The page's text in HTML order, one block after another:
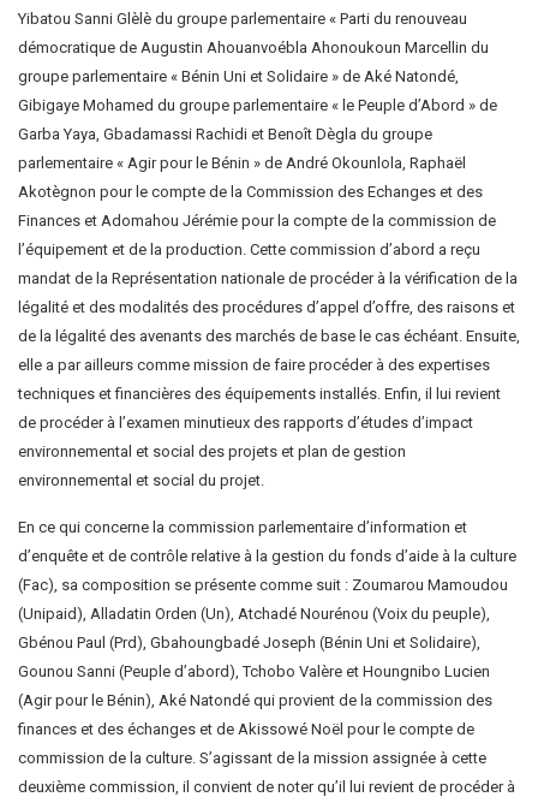
Yibatou Sanni Glèlè du groupe parlementaire « Parti du renouveau
démocratique de Augustin Ahouanvoébla Ahonoukoun Marcellin du
groupe parlementaire « Bénin Uni et Solidaire » de Aké Natondé,
Gibigaye Mohamed du groupe parlementaire « le Peuple d’Abord » de
Garba Yaya, Gbadamassi Rachidi et Benoît Dègla du groupe
parlementaire « Agir pour le Bénin » de André Okounlola, Raphaël
Akotègnon pour le compte de la Commission des Echanges et des
Finances et Adomahou Jérémie pour la compte de la commission de
l’équipement et de la production. Cette commission d’abord a reçu
mandat de la Représentation nationale de procéder à la vérification de la
légalité et des modalités des procédures d’appel d’offre, des raisons et
de la légalité des avenants des marchés de base le cas échéant. Ensuite,
elle a par ailleurs comme mission de faire procéder à des expertises
techniques et financières des équipements installés. Enfin, il lui revient
de procéder à l’examen minutieux des rapports d’études d’impact
environnemental et social des projets et plan de gestion
environnemental et social du projet.
En ce qui concerne la commission parlementaire d’information et
d’enquête et de contrôle relative à la gestion du fonds d’aide à la culture
(Fac), sa composition se présente comme suit : Zoumarou Mamoudou
(Unipaid), Alladatin Orden (Un), Atchadé Nourénou (Voix du peuple),
Gbénou Paul (Prd), Gbahoungbadé Joseph (Bénin Uni et Solidaire),
Gounou Sanni (Peuple d’abord), Tchobo Valère et Houngnibo Lucien
(Agir pour le Bénin), Aké Natondé qui provient de la commission des
finances et des échanges et de Akissowé Noël pour le compte de
commission de la culture. S’agissant de la mission assignée à cette
deuxième commission, il convient de noter qu’il lui revient de procéder à